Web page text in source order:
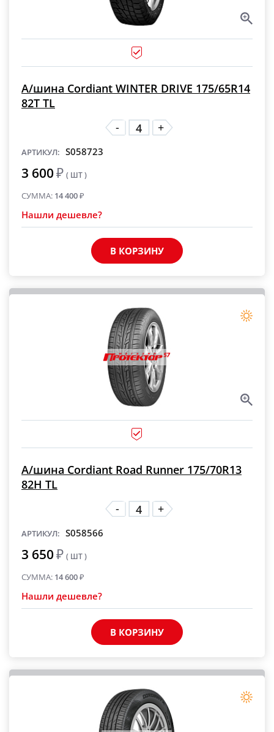
А/шина Cordiant WINTER DRIVE 175/65R14
82T TL
-
+
АРТИКУЛ: S058723
3 600₽ ( ШТ )
СУММА: 14 400₽
Нашли дешевле?
В КОРЗИНУ
А/шина Cordiant Road Runner 175/70R13
82H TL
-
+
АРТИКУЛ: S058566
3 650₽ ( ШТ )
СУММА: 14 600₽
Нашли дешевле?
В КОРЗИНУ